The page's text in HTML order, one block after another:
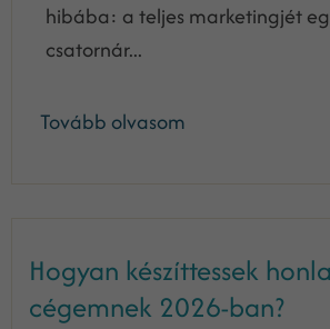
hibába: a teljes marketingjét
csatornár...
Tovább olvasom
Hogyan készíttessek
cégemnek 2026-ban?